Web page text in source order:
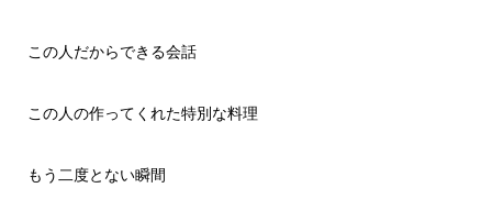
この人だからできる会話
この人の作ってくれた特別な料理
もう二度とない瞬間